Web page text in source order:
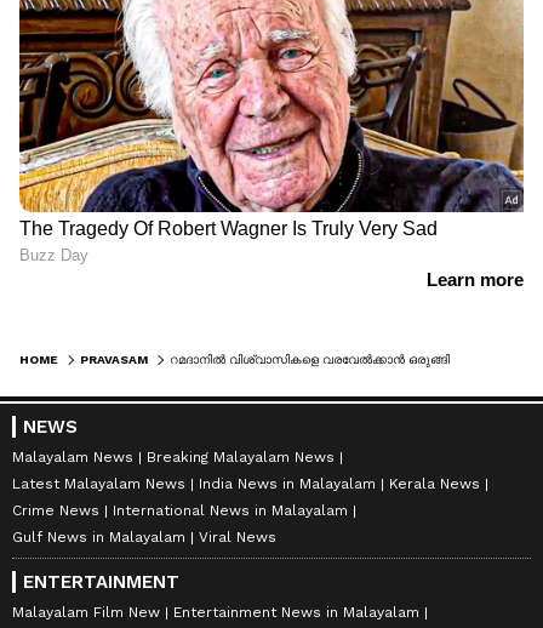
HOME PRAVASAM
NEWS
Malayalam News
Breaking Malayalam News
Latest Malayalam News
India News in Malayalam
Kerala News
Crime News
International News in Malayalam
Gulf News in Malayalam
Viral News
ENTERTAINMENT
Malayalam Film New
Entertainment News in Malayalam